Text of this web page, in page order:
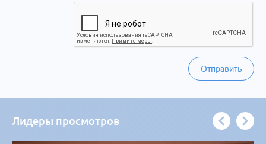
Отправить
Лидеры просмотров